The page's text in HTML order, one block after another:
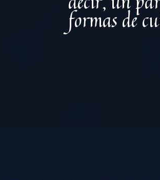
formas de